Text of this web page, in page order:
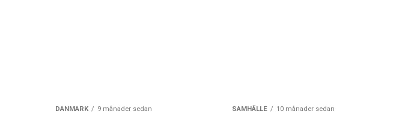
DANMARK 9 månader sedan SAMHÄLLE 10 månader sedan